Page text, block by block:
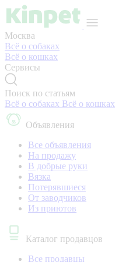
Москва
Всё о собаках
Всё о кошках
Сервисы
Поиск по статьям
Всё о собаках Всё о кошках
Объявления
Все объявления
На продажу
В добрые руки
Вязка
Потерявшиеся
От заводчиков
Из приютов
Каталог продавцов
Все продавцы